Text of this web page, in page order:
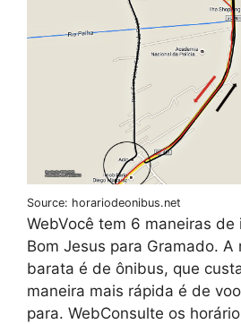
Source: horariodeonibus.net
WebVocê tem 6 maneiras
Bom Jesus para Gramado. A
barata é de ônibus, que
maneira mais rápida é de
para. WebConsulte os